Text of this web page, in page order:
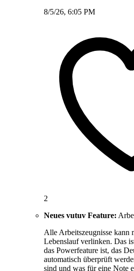
8/5/26, 6:05 PM
2
Neues vutuv Feature:
Alle Arbeitszeugnisse kann
Lebenslauf verlinken. Das
das Powerfeature ist, das
automatisch überprüft
sind und was für eine Note